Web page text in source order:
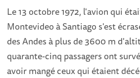
Le 13 octobre 1972, l'avion qui
Montevideo à Santiago s'est
des Andes à plus de 3600 m
quarante-cinq passagers ont
avoir mangé ceux qui étaient